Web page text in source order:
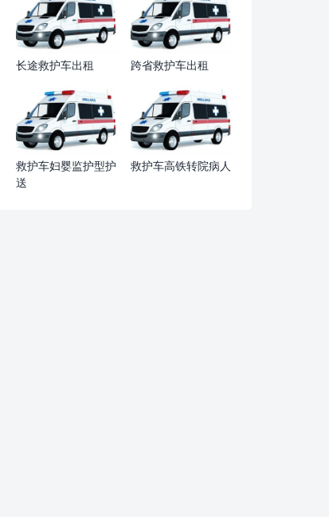
长途救护车出租 跨省救护车出租
救护车妇婴监护型护
送
救护车高铁转院病人